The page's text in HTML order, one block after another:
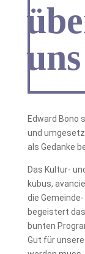
uns
Edward Bono
und
als Gedanke
Das Kultur-
kubus,
die
begeistert
bunten
Gut für